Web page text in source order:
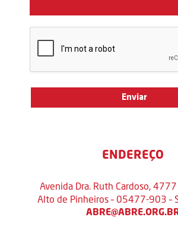
ENDEREÇO
Avenida Dra. Ruth Cardoso, 4777
Alto de Pinheiros – 05477-903 –